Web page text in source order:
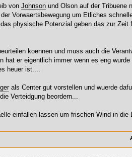
von Johnson und Olson auf der Tribuene
Vorwaertsbewegung um Etliches
physische Potenzial geben das zur Zeit
koennen und muss auch die
hat er eigentlich immer wenn es eng wurde
heuer ist....
als Center gut vorstellen und wuerde
Verteidgung beordern...
einfallen lassen um frischen Wind in die